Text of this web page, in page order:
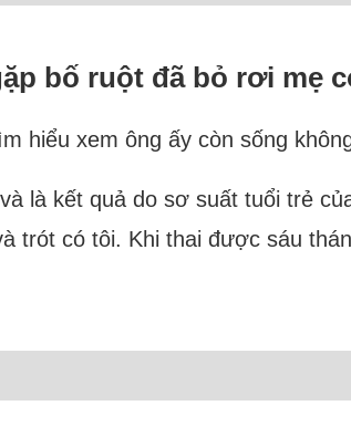
bố ruột đã bỏ rơi mẹ
hiểu xem ông ấy còn sống
là kết quả do sơ suất tuổi trẻ
trót có tôi. Khi thai được sáu